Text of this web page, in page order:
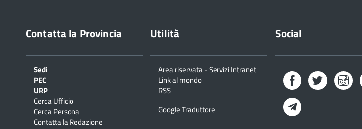
Contatta la Provincia
Sedi
PEC
URP
Cerca Ufficio
Cerca Persona
Contatta la Redazione
Utilità
Area riservata - Servizi Intranet
Link al mondo
RSS
Google Traduttore
Social
FacebookTwitter